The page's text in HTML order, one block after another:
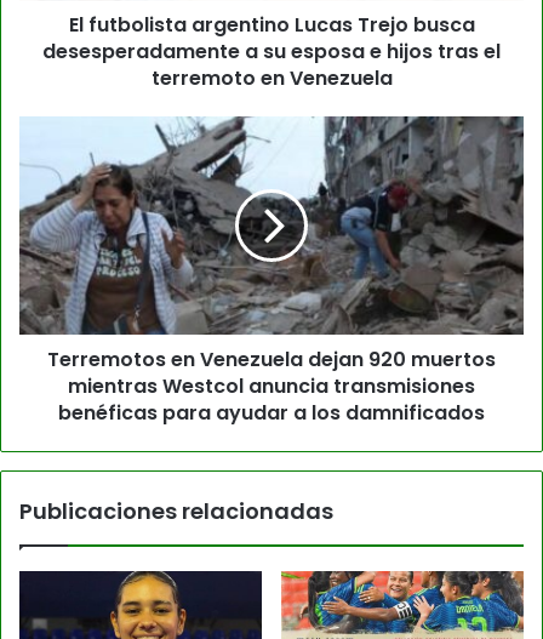
El futbolista argentino Lucas Trejo busca
desesperadamente a su esposa e hijos tras el
terremoto en Venezuela
Terremotos en Venezuela dejan 920 muertos
mientras Westcol anuncia transmisiones
benéficas para ayudar a los damnificados
Publicaciones relacionadas